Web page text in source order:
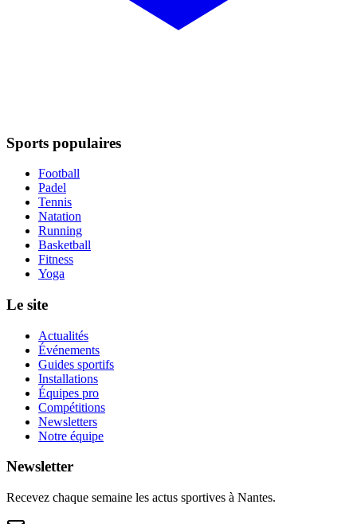
Sports populaires
Football
Padel
Tennis
Natation
Running
Basketball
Fitness
Yoga
Le site
Actualités
Événements
Guides sportifs
Installations
Équipes pro
Compétitions
Newsletters
Notre équipe
Newsletter
Recevez chaque semaine les actus sportives à Nantes.